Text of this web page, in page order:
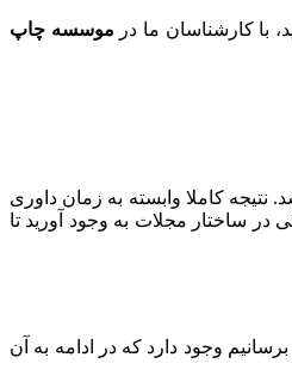
با کارشناسان ما در موسسه چاپ
کاملا وابسته به زمان داوری
در ساختار مجلات به وجود آورید تا
پژوهشی را سریع تر به چاپ برسانیم وجود دارد که در ادامه به آن